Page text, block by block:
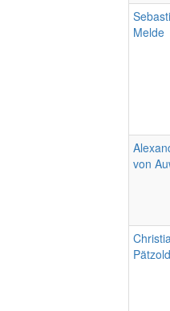
Melde
von
Pätzold